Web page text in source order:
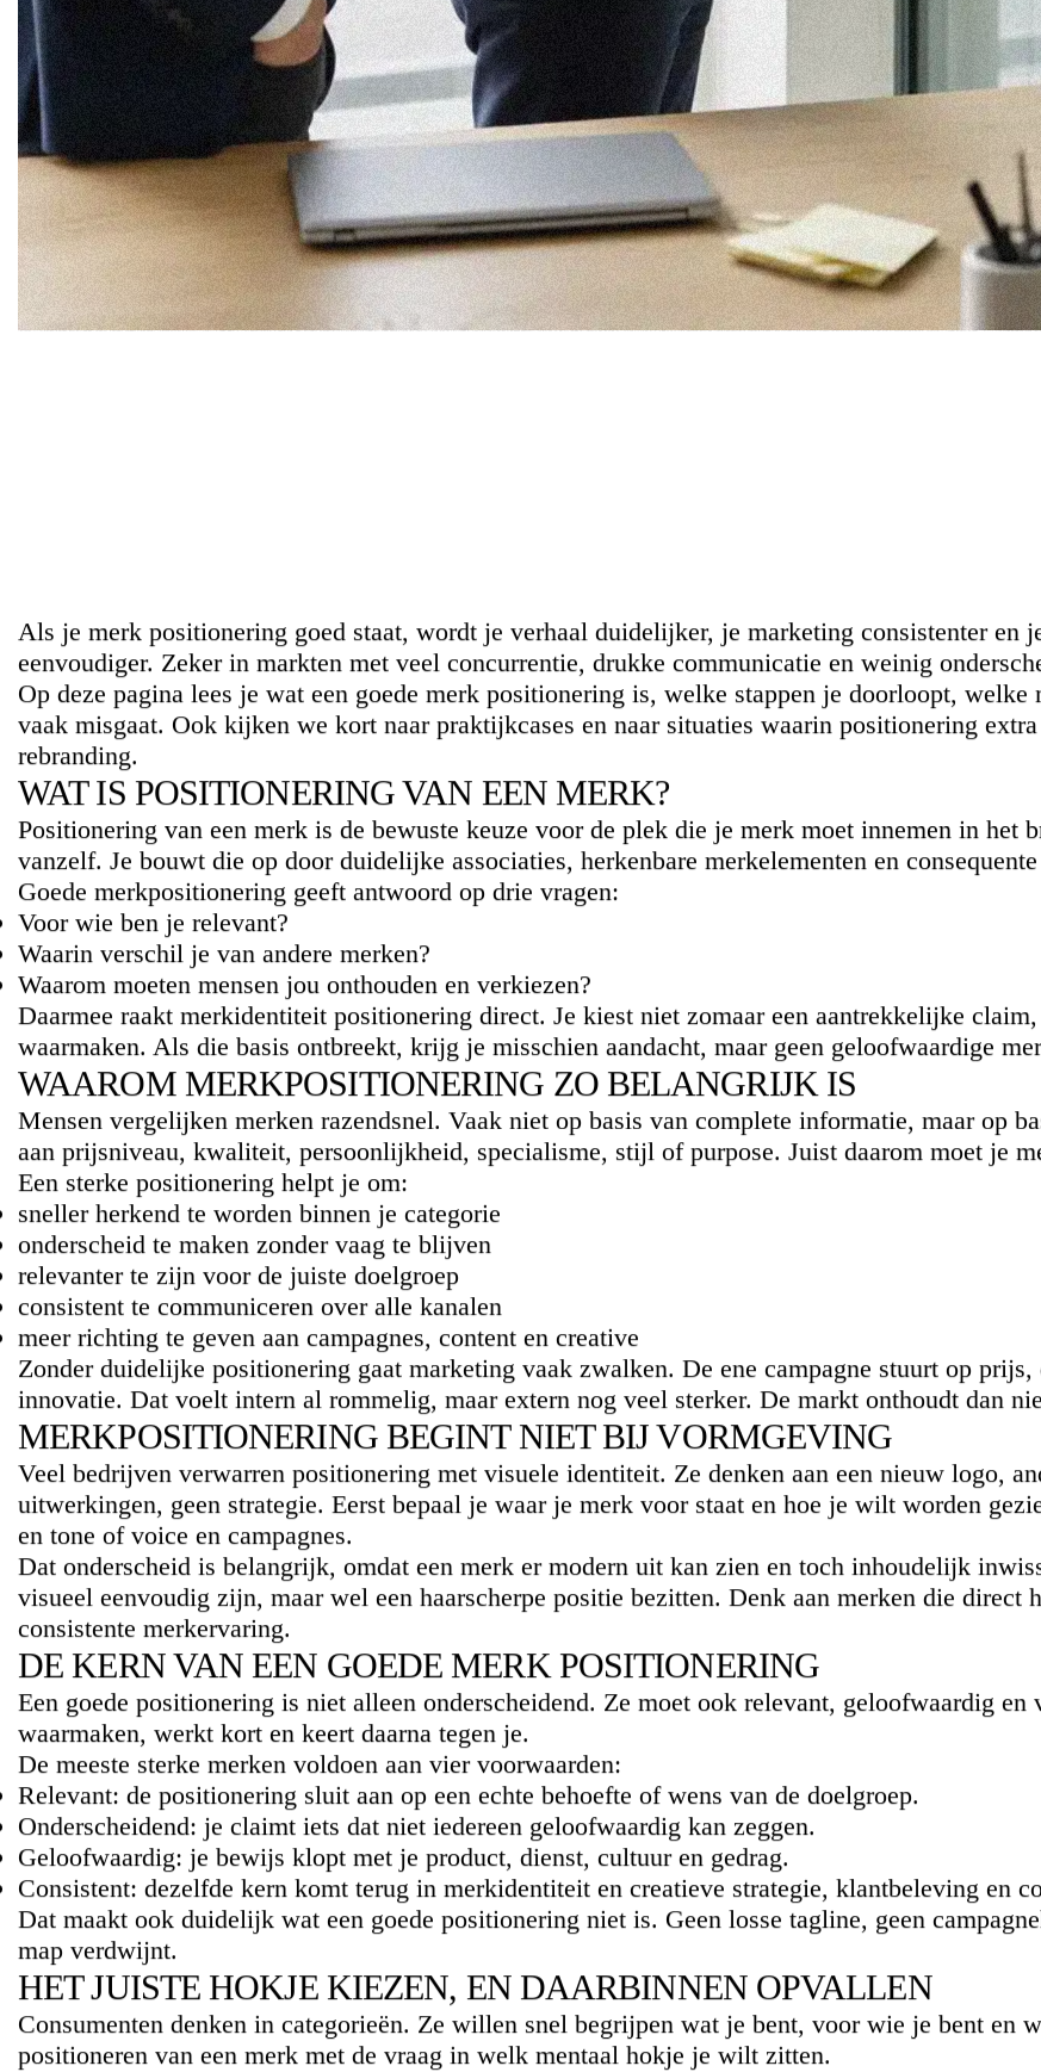
Als je merk positionering goed staat, wordt je verhaal duidelijker, je marketing consistenter en
eenvoudiger. Zeker in markten met veel concurrentie, drukke communicatie en weinig
Op deze pagina lees je wat een goede merk positionering is, welke stappen je doorloopt,
vaak misgaat. Ook kijken we kort naar praktijkcases en naar situaties waarin positionering
rebranding.
WAT IS POSITIONERING VAN EEN MERK?
Positionering van een merk is de bewuste keuze voor de plek die je merk moet innemen in het
vanzelf. Je bouwt die op door duidelijke associaties, herkenbare merkelementen en
Goede merkpositionering geeft antwoord op drie vragen:
Voor wie ben je relevant?
Waarin verschil je van andere merken?
Waarom moeten mensen jou onthouden en verkiezen?
Daarmee raakt merkidentiteit positionering direct. Je kiest niet zomaar een aantrekkelijke
waarmaken. Als die basis ontbreekt, krijg je misschien aandacht, maar geen geloofwaardige
WAAROM MERKPOSITIONERING ZO BELANGRIJK IS
Mensen vergelijken merken razendsnel. Vaak niet op basis van complete informatie, maar op
aan prijsniveau, kwaliteit, persoonlijkheid, specialisme, stijl of purpose. Juist daarom moet je
Een sterke positionering helpt je om:
sneller herkend te worden binnen je categorie
onderscheid te maken zonder vaag te blijven
relevanter te zijn voor de juiste doelgroep
consistent te communiceren over alle kanalen
meer richting te geven aan campagnes, content en creative
Zonder duidelijke positionering gaat marketing vaak zwalken. De ene campagne stuurt op
innovatie. Dat voelt intern al rommelig, maar extern nog veel sterker. De markt onthoudt dan
MERKPOSITIONERING BEGINT NIET BIJ VORMGEVING
Veel bedrijven verwarren positionering met visuele identiteit. Ze denken aan een nieuw logo,
uitwerkingen, geen strategie. Eerst bepaal je waar je merk voor staat en hoe je wilt worden
en tone of voice en campagnes.
Dat onderscheid is belangrijk, omdat een merk er modern uit kan zien en toch inhoudelijk
visueel eenvoudig zijn, maar wel een haarscherpe positie bezitten. Denk aan merken die direct
consistente merkervaring.
DE KERN VAN EEN GOEDE MERK POSITIONERING
Een goede positionering is niet alleen onderscheidend. Ze moet ook relevant, geloofwaardig
waarmaken, werkt kort en keert daarna tegen je.
De meeste sterke merken voldoen aan vier voorwaarden:
Relevant: de positionering sluit aan op een echte behoefte of wens van de doelgroep.
Onderscheidend: je claimt iets dat niet iedereen geloofwaardig kan zeggen.
Geloofwaardig: je bewijs klopt met je product, dienst, cultuur en gedrag.
Consistent: dezelfde kern komt terug in merkidentiteit en creatieve strategie, klantbeleving en
Dat maakt ook duidelijk wat een goede positionering niet is. Geen losse tagline, geen
map verdwijnt.
HET JUISTE HOKJE KIEZEN, EN DAARBINNEN OPVALLEN
Consumenten denken in categorieën. Ze willen snel begrijpen wat je bent, voor wie je bent en
positioneren van een merk met de vraag in welk mentaal hokje je wilt zitten.